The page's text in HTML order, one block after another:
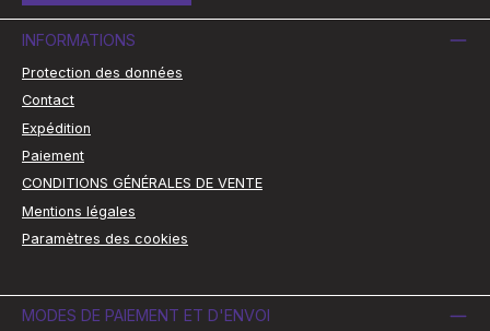
INFORMATIONS
Protection des données
Contact
Expédition
Paiement
CONDITIONS GÉNÉRALES DE VENTE
Mentions légales
Paramètres des cookies
MODES DE PAIEMENT ET D'ENVOI